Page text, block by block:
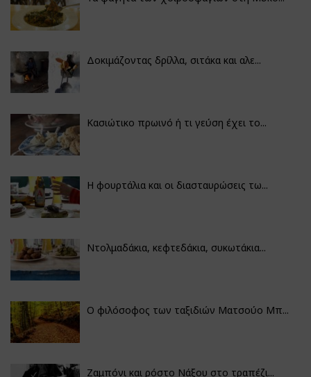
Δοκιμάζοντας δρίλλα, σιτάκα και αλε...
Κασιώτικο πρωινό ή τι γεύση έχει το...
Η φουρτάλια και οι διασταυρώσεις τω...
Ντολμαδάκια, κεφτεδάκια, συκωτάκια...
Ο φιλόσοφος των ταξιδιών Ματσούο Μπ...
Ζαμπόνι και ρόστο Νάξου στο τραπέζι...